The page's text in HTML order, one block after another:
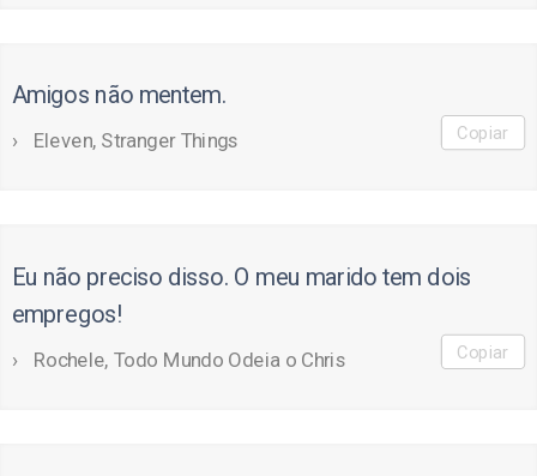
Amigos não mentem.
Eleven, Stranger Things Copiar
Eu não preciso disso. O meu marido tem dois
empregos!
Rochele, Todo Mundo Odeia o Chris Copiar